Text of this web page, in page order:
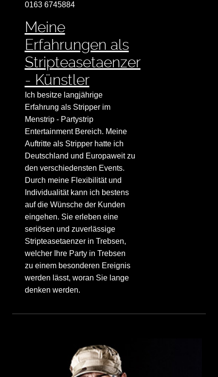
0163 6745884
Meine
Erfahrungen als
Stripteasetaenzer
- Künstler
Ich besitze langjährige
Erfahrung als Stripper im
Menstrip - Partystrip
Entertainment Bereich. Meine
Auftritte als Stripper hatte ich
Deutschland und Europaweit zu
den verschiedensten Events.
Durch meine Flexibilität und
Individualität kann ich bestens
auf die Wünsche der Kunden
eingehen. Sie erleben eine
seriösen und zuverlässige
Stripteasetaenzer in Trebsen,
welcher Ihre Party in Trebsen
zu einem besonderen Ereignis
werden lässt, woran Sie lange
denken werden.